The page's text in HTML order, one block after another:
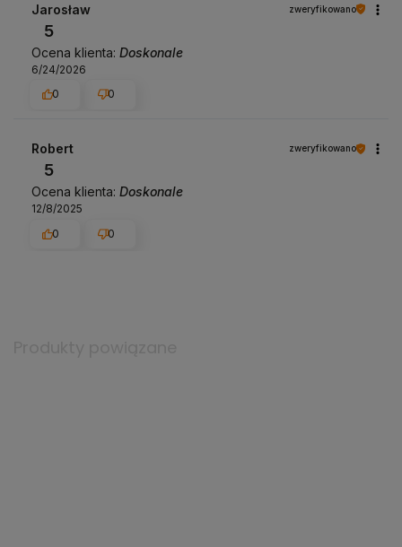
Jarosław zweryfikowano
5
Ocena klienta: Doskonale
6/24/2026
0
0
Robert zweryfikowano
5
Ocena klienta: Doskonale
12/8/2025
0
0